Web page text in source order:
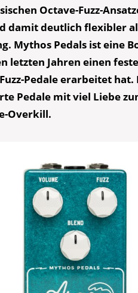
Octave-Fuzz-
damit deutlich flexibler
Mythos Pedals ist eine
letzten Jahren einen
Pedale erarbeitet
Pedale mit viel Liebe
Overkill.